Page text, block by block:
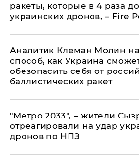
ракеты, которые в 4 раза
украинских дронов, – Fire
Аналитик Клеман Молин
способ, как Украина
обезопасить себя от
баллистических ракет
"Метро 2033", – жители
отреагировали на удар
дронов по НПЗ